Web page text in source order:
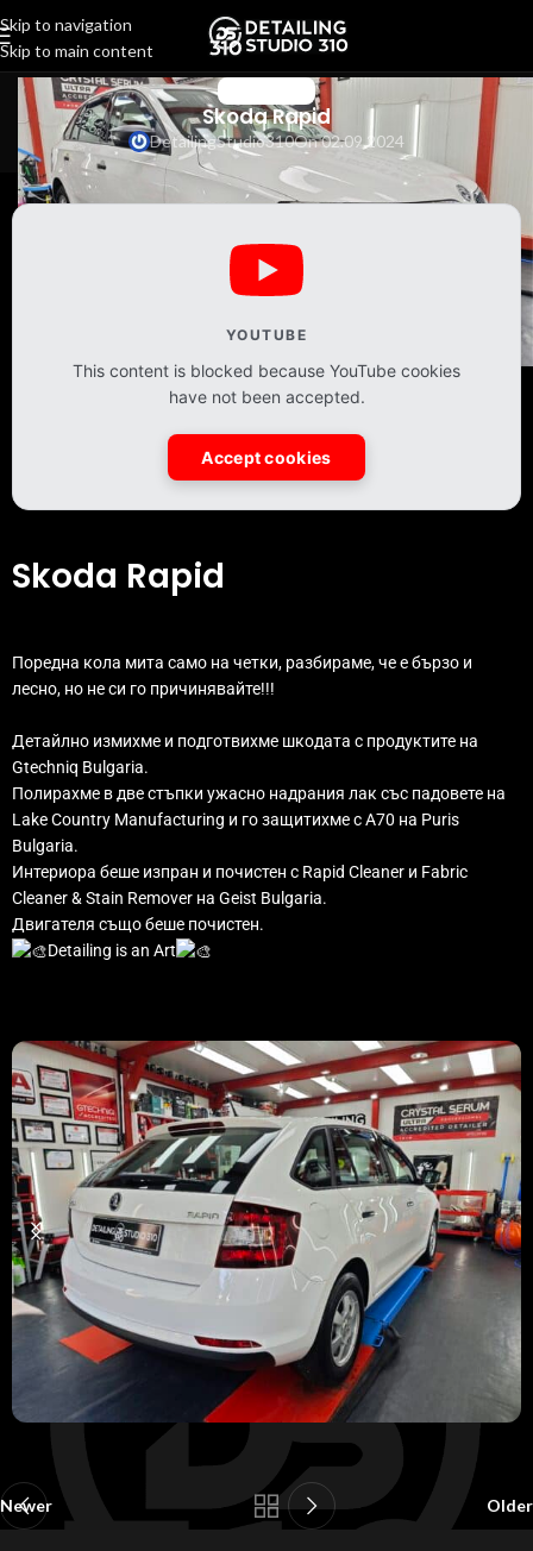
Skip to navigation
Skip to main content
АВТОМОБИЛИ
Skoda Rapid
DetailingStudio310On 02.09.2024
YOUTUBE
This content is blocked because YouTube cookies
have not been accepted.
Accept cookies
Skoda Rapid
Поредна кола мита само на четки, разбираме, че е бързо и
лесно, но не си го причинявайте!!!
Детайлно измихме и подготвихме шкодата с продуктите на
Gtechniq Bulgaria.
Полирахме в две стъпки ужасно надрания лак със падовете на
Lake Country Manufacturing и го защитихме с А70 на Puris
Bulgaria.
Интериора беше изпран и почистен с Rapid Cleaner и Fabric
Cleaner & Stain Remover на Geist Bulgaria.
Двигателя също беше почистен.
Detailing is an Art
Newer Older